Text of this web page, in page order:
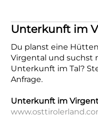
Unterkunft im
Du planst eine
Virgental und suchst
Unterkunft im Tal?
Anfrage.
Unterkunft im